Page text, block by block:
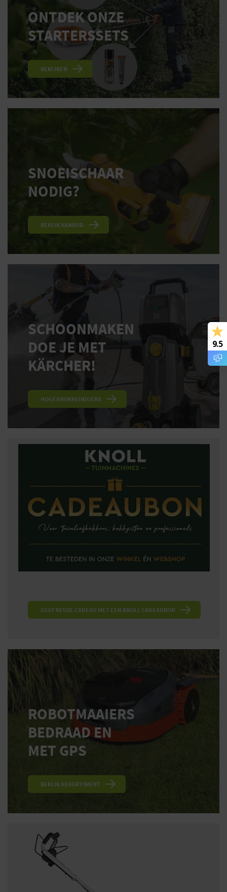
ONTDEK ONZE
STARTERSSETS
BEKIJKEN
SNOEISCHAAR
NODIG?
BEKIJK AANBOD
SCHOONMAKEN
DOE JE MET
KÄRCHER!
HOGEDRUKREINIGERS
GEEF KEUZE CADEAU MET EEN KNOLL CADEAUBON
ROBOTMAAIERS
BEDRAAD EN
MET GPS
BEKIJK ASSORTIMENT
9.5